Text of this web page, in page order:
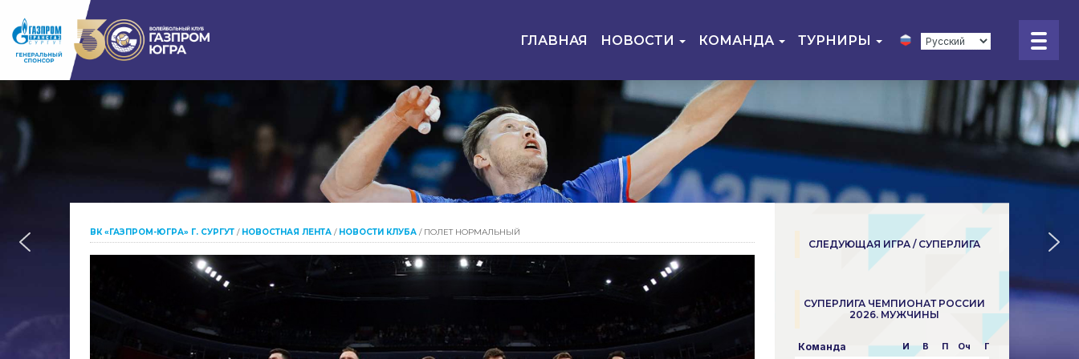
ГЛАВНАЯ НОВОСТИ КОМАНДА ТУРНИРЫ
ВК «ГАЗПРОМ-ЮГРА» Г. СУРГУТ / НОВОСТНАЯ ЛЕНТА / НОВОСТИ КЛУБА / ПОЛЕТ НОРМАЛЬНЫЙ
СЛЕДУЮЩАЯ ИГРА / СУПЕРЛИГА
СУПЕРЛИГА ЧЕМПИОНАТ РОССИИ
2026. МУЖЧИНЫ
Команда И В П Оч Пар